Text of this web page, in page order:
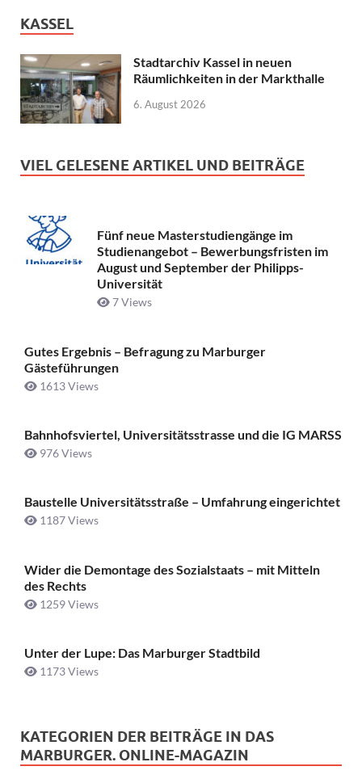
KASSEL
Stadtarchiv Kassel in neuen
Räumlichkeiten in der Markthalle
6. August 2026
VIEL GELESENE ARTIKEL UND BEITRÄGE
Fünf neue Masterstudiengänge im
Studienangebot – Bewerbungsfristen im
August und September der Philipps-
Universität
7 Views
Gutes Ergebnis – Befragung zu Marburger
Gästeführungen
1613 Views
Bahnhofsviertel, Universitätsstrasse und die IG MARSS
976 Views
Baustelle Universitätsstraße ­– Umfahrung eingerichtet
1187 Views
Wider die Demontage des Sozialstaats – mit Mitteln
des Rechts
1259 Views
Unter der Lupe: Das Marburger Stadtbild
1173 Views
KATEGORIEN DER BEITRÄGE IN DAS
MARBURGER. ONLINE-MAGAZIN